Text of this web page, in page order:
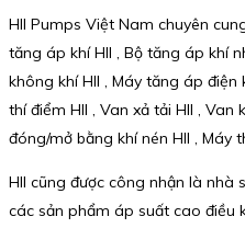
HII Pumps Việt Nam chuyên
tăng áp khí HII , Bộ tăng áp khí
không khí HII , Máy tăng áp điện
thí điểm HII , Van xả tải HII , Van
đóng/mở bằng khí nén HII , Máy
HII cũng được công nhận là nhà
các sản phẩm áp suất cao điều